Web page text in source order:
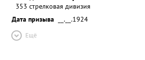
353 стрелковая дивизия
Дата призыва
__.__.1924
Ещё